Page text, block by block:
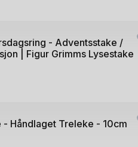
- Adventsstake /
| Figur Grimms Lysestake
- Håndlaget Treleke - 10cm